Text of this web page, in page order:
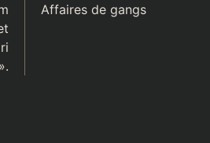
Affaires de gangs